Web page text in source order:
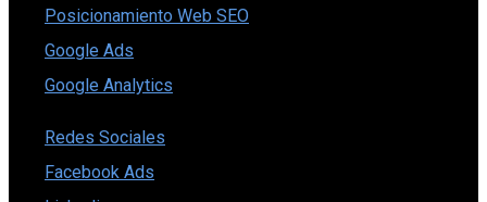
Posicionamiento Web SEO
Google Ads
Google Analytics
Redes Sociales
Facebook Ads